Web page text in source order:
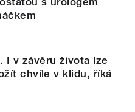
I v závěru života lze
chvíle v klidu, říká